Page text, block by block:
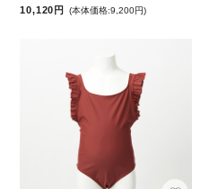
10,120円 (本体価格:9,200円)